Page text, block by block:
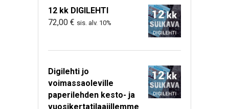
12 kk DIGILEHTI
72,00 € sis. alv. 10%
Digilehti jo
voimassaoleville
paperilehden kesto- ja
vuosikertatilaajillemme